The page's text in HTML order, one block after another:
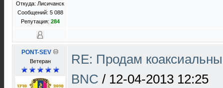
Откуда: Лисичанск
Сообщений: 5 088
Репутация: 284
PONT-SEV
Ветеран
RE: Продам
BNC / 12-04-2013 12:25